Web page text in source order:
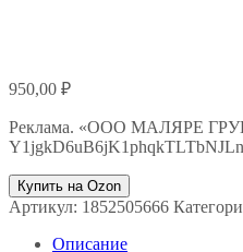
950,00 ₽
Реклама. «ООО МАЛЯРЕ
Купить на Ozon
Артикул: 1852505666
Описание